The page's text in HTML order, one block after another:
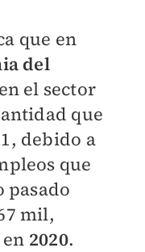
que en
del
el sector
que
debido a
que
pasado
mil,
2020.